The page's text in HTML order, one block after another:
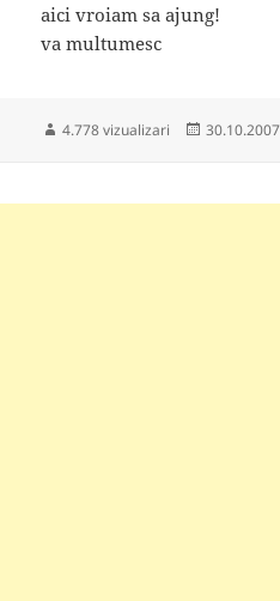
aici vroiam sa ajung!
va multumesc
4.778 vizualizari
Publicat
30.10.2007